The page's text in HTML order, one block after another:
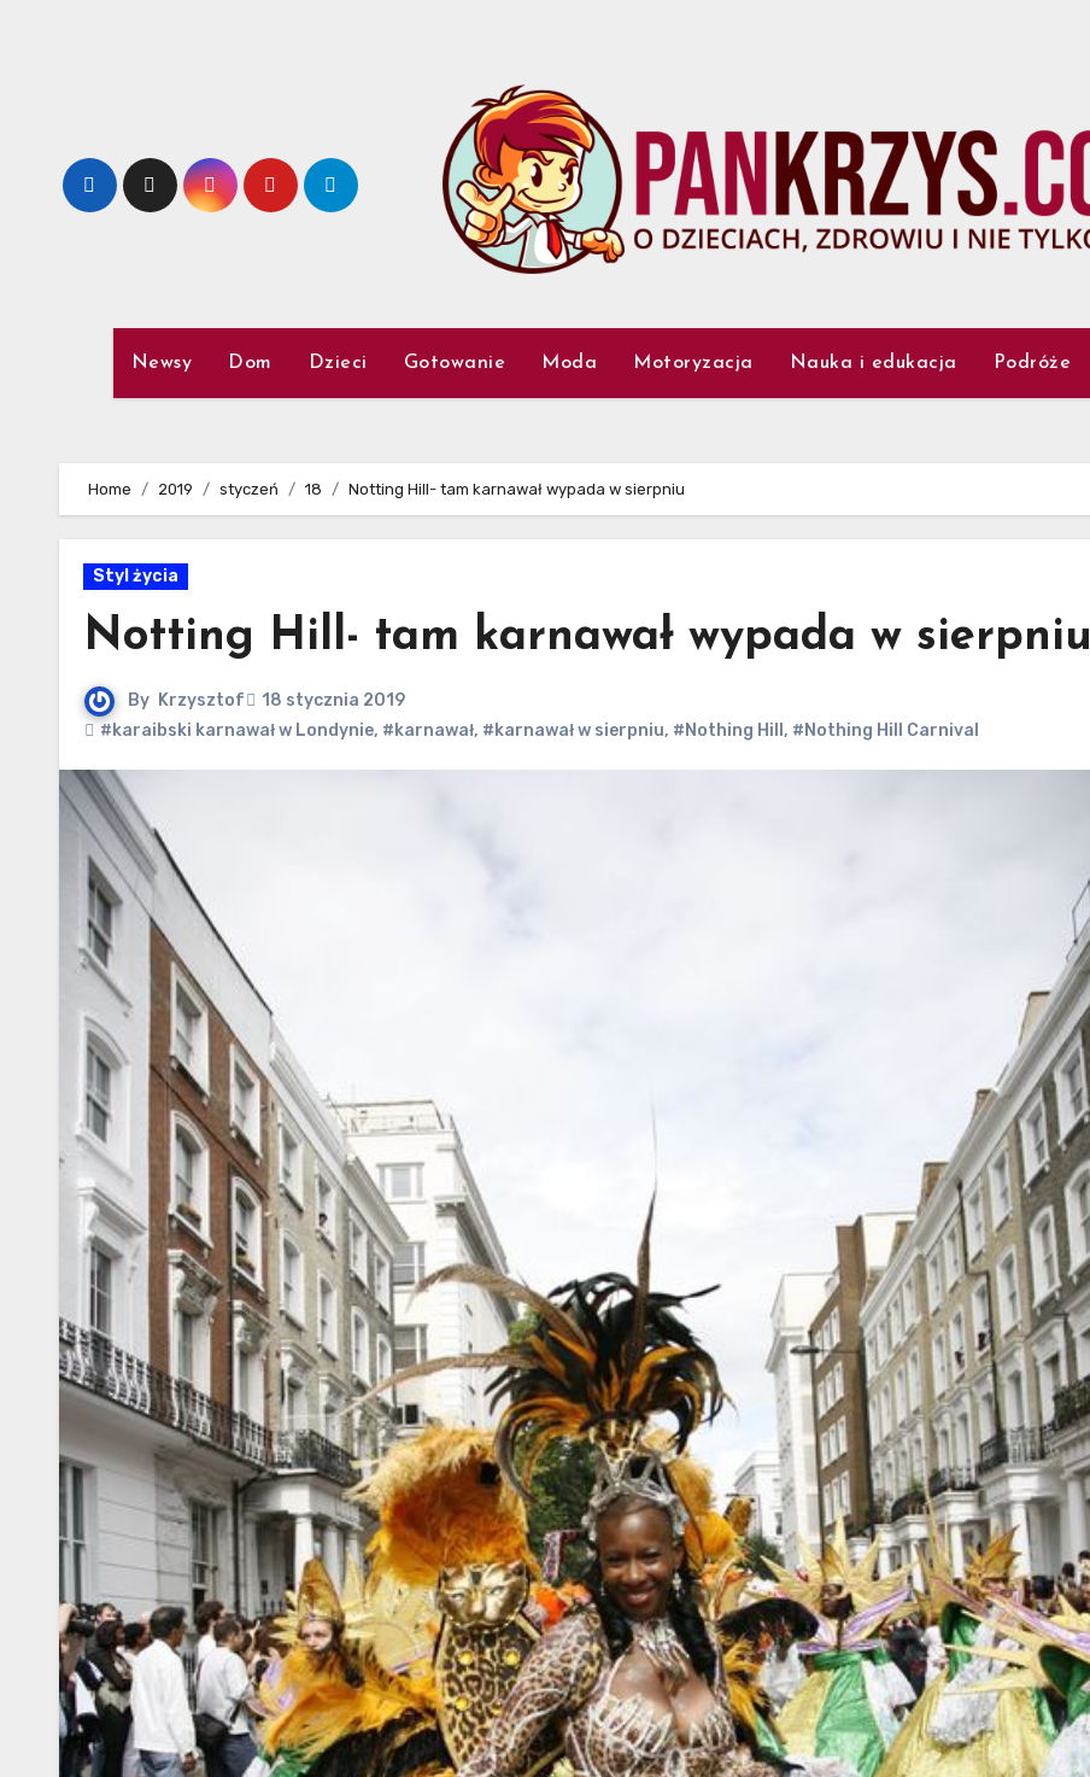
Newsy Dom Dzieci Gotowanie Moda Motoryzacja Nauka i edukacja Podróże
Home 2019 styczeń 18 Notting Hill- tam karnawał wypada w sierpniu
Styl życia
Notting Hill- tam karnawał wypada w sierpniu
By Krzysztof
18 stycznia 2019
#karaibski karnawał w Londynie, #karnawał, #karnawał w sierpniu, #Nothing Hill , #Nothing Hill Carnival